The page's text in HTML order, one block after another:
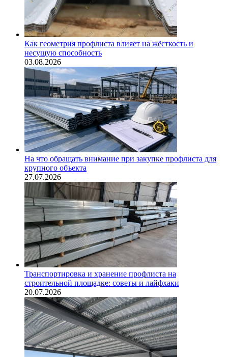
Как геометрия профлиста влияет на жёсткость и
несущую способность
03.08.2026
На что обращать внимание при закупке профлиста для
крупного объекта
27.07.2026
Транспортировка и хранение профлиста на
строительной площадке: советы и лайфхаки
20.07.2026